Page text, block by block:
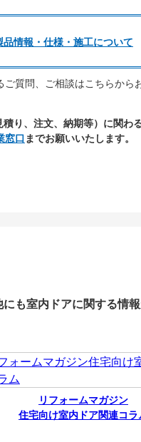
品情報・仕様・施工について
ご質問、ご相談はこちらから
り、注文、納期等）に関わ
窓口 までお願いいたします。
にも室内ドアに関する情
リフォームマガジン
住宅向け室内ドア関連コラ